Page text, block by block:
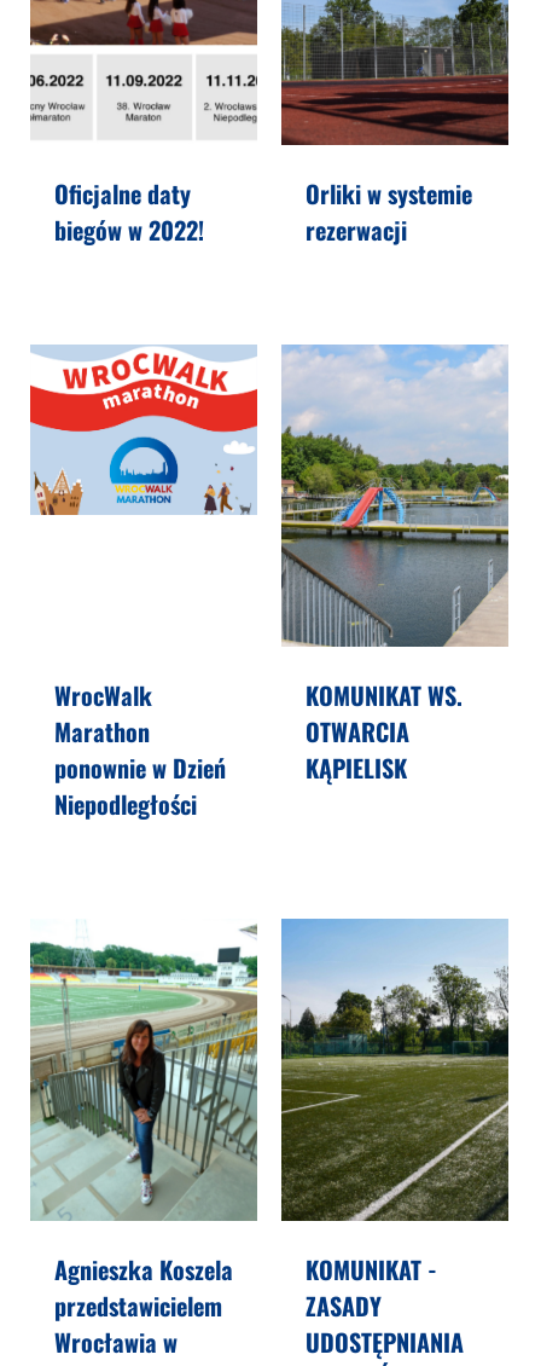
Oficjalne daty
biegów w 2022!
Orliki w systemie
rezerwacji
WrocWalk
Marathon
ponownie w Dzień
Niepodległości
KOMUNIKAT WS.
OTWARCIA
KĄPIELISK
Agnieszka Koszela
przedstawicielem
Wrocławia w
KOMUNIKAT -
ZASADY
UDOSTĘPNIANIA